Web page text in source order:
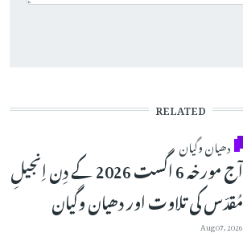
RELATED
دھیان وگیان
آج مورخہ 6 اگست 2026 کے دِن اِنجیلِ
مُقدّس کی تلاوت اور دھیان وگیان
Aug 07, 2026